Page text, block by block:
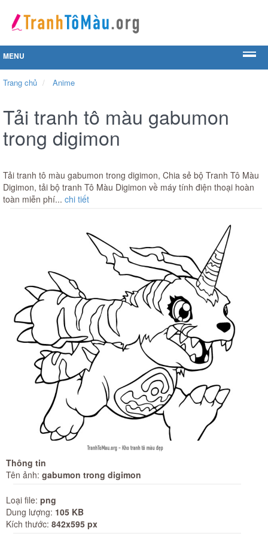
MENU
Trang chủ Anime
Tải tranh tô màu gabumon
trong digimon
Tải tranh tô màu gabumon trong digimon, Chia sẻ bộ Tranh Tô Màu
Digimon, tải bộ tranh Tô Màu Digimon về máy tính điện thoại hoàn
toàn miễn phí... chi tiết
Thông tin
Tên ảnh: gabumon trong digimon
Loại file: png
Dung lượng: 105 KB
Kích thước: 842x595 px